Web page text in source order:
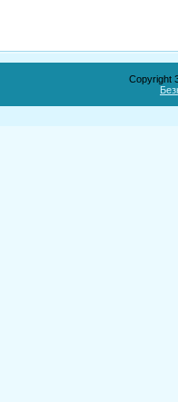
Copyright